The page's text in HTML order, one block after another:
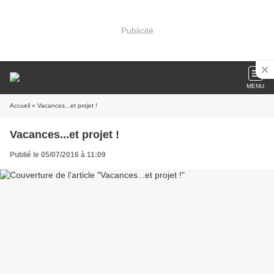
Publicité
MENU
Accueil » Vacances...et projet !
Vacances...et projet !
Publié le 05/07/2016 à 11:09